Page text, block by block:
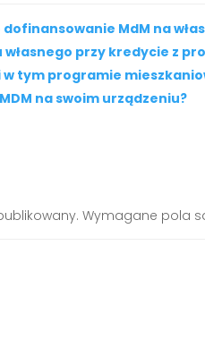
MdM na
przy kredycie z
w tym programie
na swoim urządzeniu?
Wymagane pola